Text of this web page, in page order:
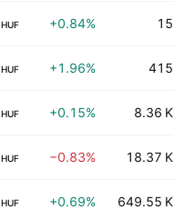
HUF +0.84% 15
HUF +1.96% 415
HUF +0.15% 8.36 K
HUF −0.83% 18.37 K
HUF +0.69% 649.55 K